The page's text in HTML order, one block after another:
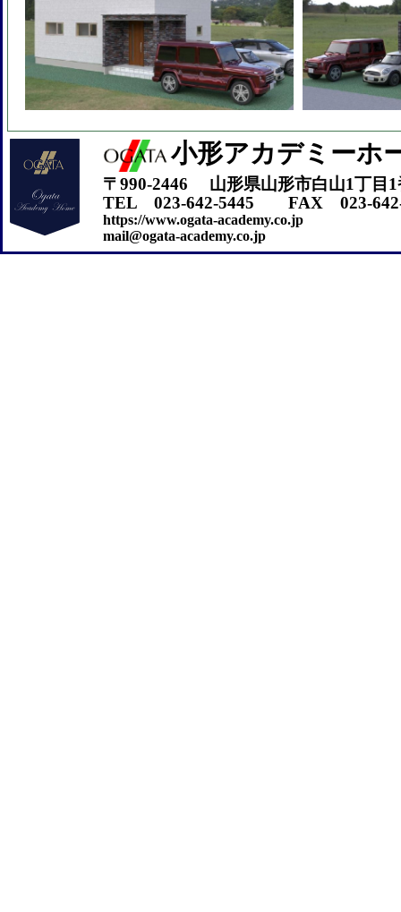
小形アカデミーホ
〒990-2446 山形県山形市白山1丁目1
TEL 023-642-5445 FAX 023-642-
https://www.ogata-academy.co.jp
mail@ogata-academy.co.jp